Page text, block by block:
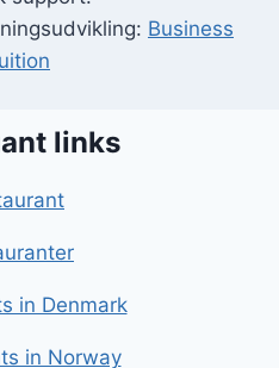
Business
links
in Denmark
in Norway